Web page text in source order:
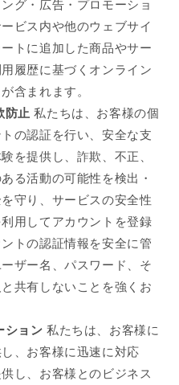
グ・広告・プロモーショ
ビス内や他のウェブサイ
トに追加した商品やサー
履歴に基づくオンライン
含まれます。
防止 私たちは、お客様の個
の認証を行い、安全な支
を提供し、詐欺、不正、
る活動の可能性を検出・
守り、サービスの安全性
用してアカウントを登録
トの認証情報を安全に管
ザー名、パスワード、そ
共有しないことを強くお
ション 私たちは、お客様に
、お客様に迅速に対応
し、お客様とのビジネス